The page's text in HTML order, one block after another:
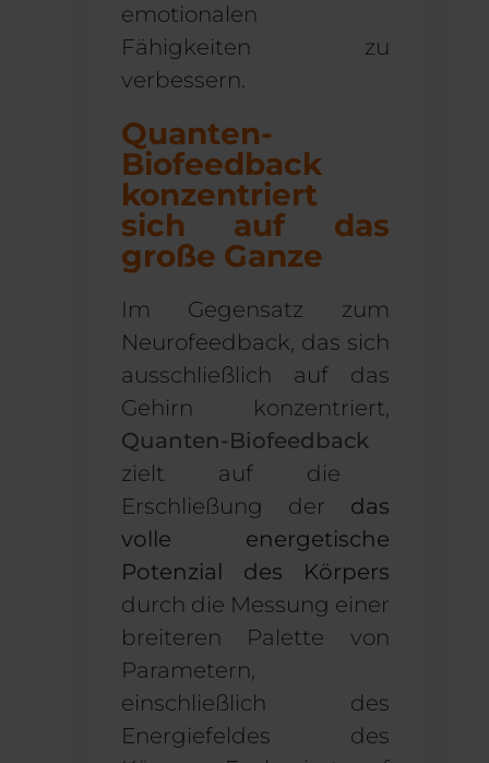
emotionalen
Fähigkeiten zu
verbessern.
Quanten-
Biofeedback
konzentriert
sich auf das
große Ganze
Im Gegensatz zum
Neurofeedback, das sich
ausschließlich auf das
Gehirn konzentriert,
Quanten-Biofeedback
zielt auf die
Erschließung der das
volle energetische
Potenzial des Körpers
durch die Messung einer
breiteren Palette von
Parametern,
einschließlich des
Energiefeldes des